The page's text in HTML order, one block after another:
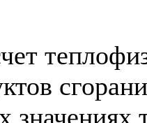
значениях